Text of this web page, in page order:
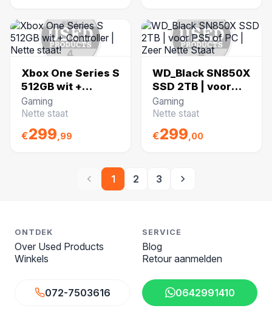
Xbox One Series S
512GB wit +
Controller | Nette
staat!
Gaming
Nette staat
€299 ,99
WD_Black SN850X
SSD 2TB | voor
PS5 of PC | Zeer
Nette Staat
Gaming
Nette staat
€299 ,00
1 2 3
ONTDEK
Over Used Products
Winkels
SERVICE
Blog
Retour aanmelden
072-7503616 0642991410